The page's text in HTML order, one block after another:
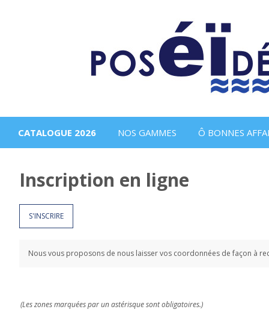
CATALOGUE 2026 NOS GAMMES Ô BONNES
Inscription en ligne
S'INSCRIRE
Nous vous proposons de nous laisser vos coordonnées de façon à
(Les zones marquées par un astérisque sont obligatoires.)